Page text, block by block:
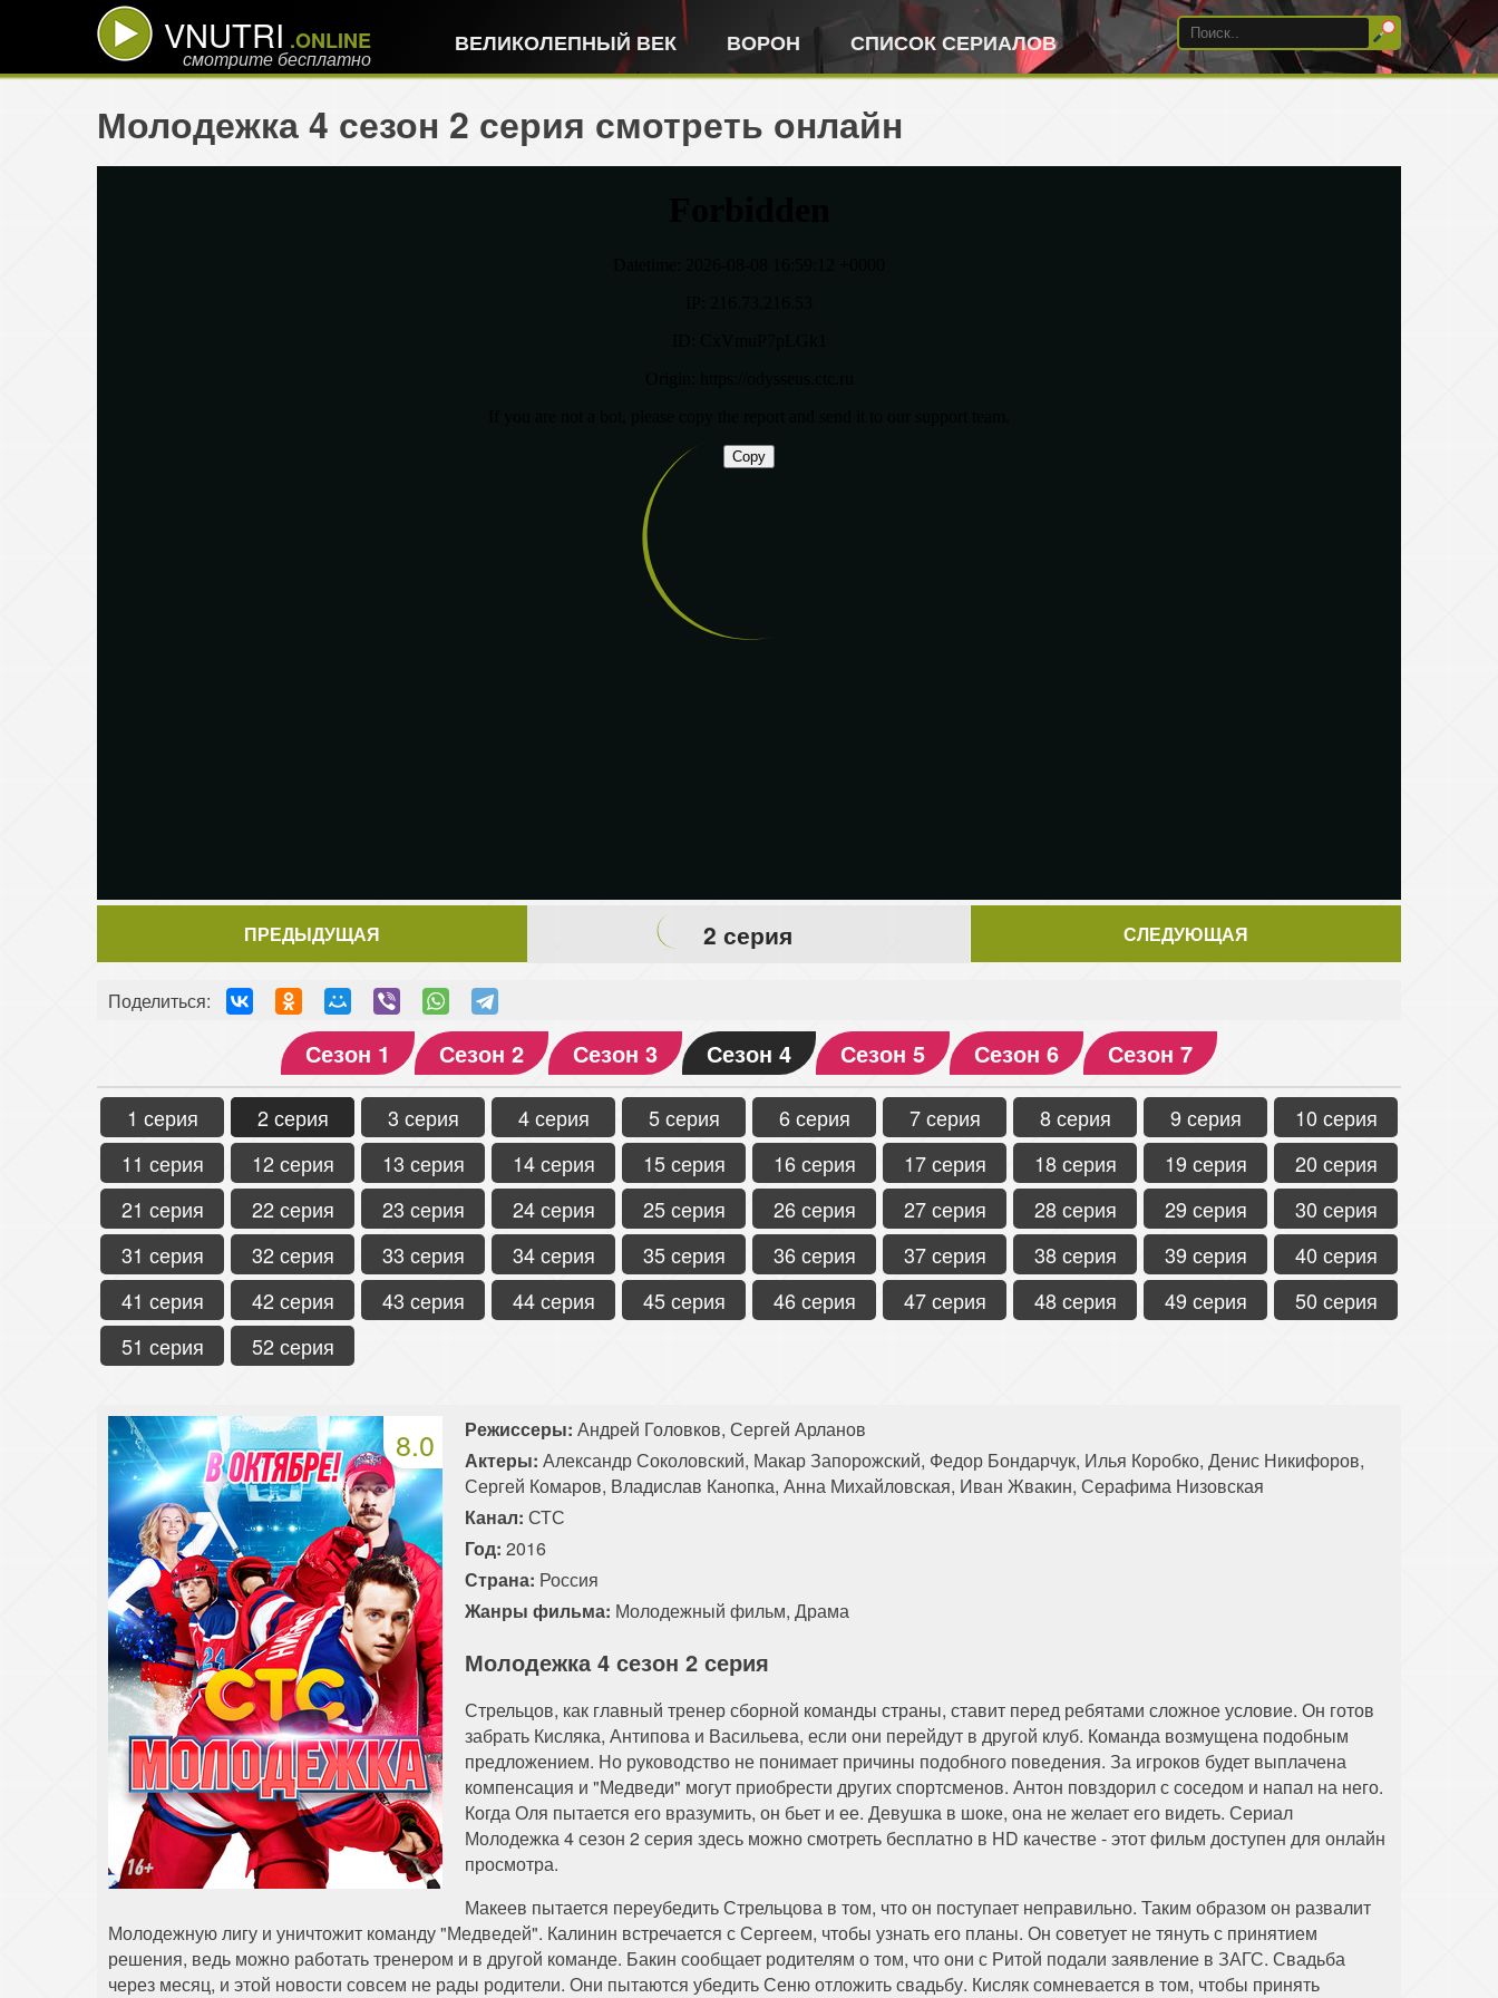
VNUTRI .ONLINE
смотрите бесплатно
ВЕЛИКОЛЕПНЫЙ ВЕК ВОРОН СПИСОК СЕРИАЛОВ
Молодежка 4 сезон 2 серия смотреть онлайн
ПРЕДЫДУЩАЯ 2 серия СЛЕДУЮЩАЯ
Поделиться:
Сезон 1 Сезон 2 Сезон 3 Сезон 4 Сезон 5 Сезон 6 Сезон 7
1 серия 2 серия 3 серия 4 серия 5 серия 6 серия 7 серия 8 серия 9 серия
10 серия
11 серия
12 серия 13 серия 14 серия 15 серия 16 серия 17 серия 18 серия 19 серия
20 серия
21 серия
22 серия 23 серия 24 серия 25 серия 26 серия 27 серия 28 серия 29 серия
30 серия
31 серия
32 серия 33 серия 34 серия 35 серия 36 серия 37 серия 38 серия 39 серия
40 серия
41 серия
42 серия 43 серия 44 серия 45 серия 46 серия 47 серия 48 серия 49 серия
50 серия
51 серия
52 серия
8.0 Режиссеры: Андрей Головков, Сергей Арланов
Актеры: Александр Соколовский, Макар Запорожский, Федор Бондарчук, Илья Коробко, Денис Никифоров,
Сергей Комаров, Владислав Канопка, Анна Михайловская, Иван Жвакин, Серафима Низовская
Канал: СТС
Год: 2016
Страна: Россия
Жанры фильма: Молодежный фильм, Драма
Молодежка 4 сезон 2 серия
Стрельцов, как главный тренер сборной команды страны, ставит перед ребятами сложное условие. Он готов
забрать Кисляка, Антипова и Васильева, если они перейдут в другой клуб. Команда возмущена подобным
предложением. Но руководство не понимает причины подобного поведения. За игроков будет выплачена
компенсация и "Медведи" могут приобрести других спортсменов. Антон повздорил с соседом и напал на него.
Когда Оля пытается его вразумить, он бьет и ее. Девушка в шоке, она не желает его видеть. Сериал
Молодежка 4 сезон 2 серия здесь можно смотреть бесплатно в HD качестве - этот фильм доступен для онлайн
просмотра.
Макеев пытается переубедить Стрельцова в том, что он поступает неправильно. Таким образом он развалит
Молодежную лигу и уничтожит команду "Медведей". Калинин встречается с Сергеем, чтобы узнать его планы. Он советует не тянуть с принятием
решения, ведь можно работать тренером и в другой команде. Бакин сообщает родителям о том, что они с Ритой подали заявление в ЗАГС. Свадьба
через месяц, и этой новости совсем не рады родители. Они пытаются убедить Сеню отложить свадьбу. Кисляк сомневается в том, чтобы принять